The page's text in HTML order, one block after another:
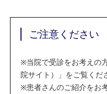
ご注意ください
※当院で受診をお考えの
院サイト）」をご覧くだ
※患者さんのご紹介をお